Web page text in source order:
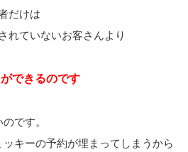
だけは
れていないお客さんより
できるのです
です。
キーの予約が埋まってしまうから